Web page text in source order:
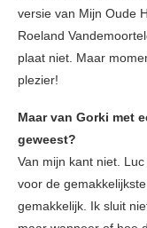
versie van Mijn Oude
Roeland
plaat niet. Maar
plezier!
Maar van Gorki met
geweest?
Van mijn kant niet.
voor de
gemakkelijk. Ik sluit